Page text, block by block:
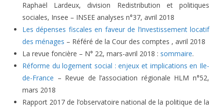
Raphaël Lardeux, division Redistribution et politiques
sociales, Insee – INSEE analyses n°37, avril 2018
Les dépenses fiscales en faveur de l’investissement locatif
des ménages – Référé de la Cour des comptes , avril 2018
La revue foncière – N° 22, mars-avril 2018 : sommaire.
Réforme du logement social : enjeux et implications en Ile-
de-France – Revue de l’association régionale HLM n°52,
mars 2018
Rapport 2017 de l’observatoire national de la politique de la